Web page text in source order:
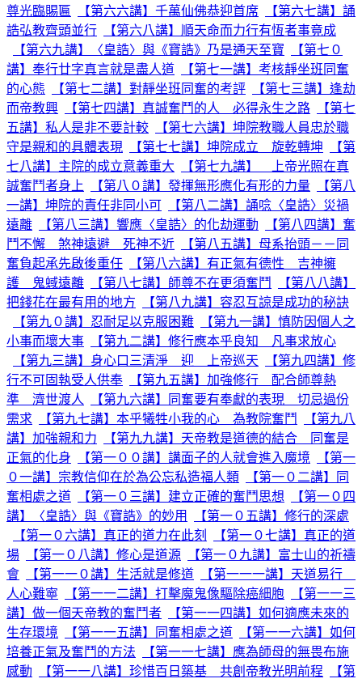
尊光臨賜匾
【第六六講】千萬仙佛恭迎首席
【第六七講】誦
誥弘教齊頭並行
【第六八講】順天命而力行有恆者事竟成
【第六九講】〈皇誥〉與《寶誥》乃是通天至寶
【第七０
講】奉行廿字真言就是盡人道
【第七一講】考核靜坐班同奮
的心態
【第七二講】對靜坐班同奮的考評
【第七三講】逢劫
而帝教興
【第七四講】真誠奮鬥的人 必得永生之路
【第七
五講】私人是非不要計較
【第七六講】坤院教職人員忠於職
守是親和的具體表現
【第七七講】坤院成立 旋乾轉坤
【第
七八講】主院的成立意義重大
【第七九講】 上帝光照在真
誠奮鬥者身上
【第八０講】發揮無形應化有形的力量
【第八
一講】坤院的責任非同小可
【第八二講】誦唸〈皇誥〉災禍
遠離
【第八三講】響應〈皇誥〉的化劫運動
【第八四講】奮
鬥不懈 煞神遠避 死神不近
【第八五講】母系抬頭－－同
奮負起承先啟後重任
【第八六講】有正氣有德性 吉神擁
護 鬼蜮遠離
【第八七講】師尊不在更須奮鬥
【第八八講】
把錢花在最有用的地方
【第八九講】容忍互諒是成功的秘訣
【第九０講】忍耐足以克服困難
【第九一講】慎防因個人之
小事而壞大事
【第九二講】修行應本乎良知 凡事求放心
【第九三講】身心口三清淨 迎 上帝巡天
【第九四講】修
行不可固執受人供奉
【第九五講】加強修行 配合師尊熱
準 濟世渡人
【第九六講】同奮要有奉獻的表現 切忌過份
需求
【第九七講】本乎犧牲小我的心 為教院奮鬥
【第九八
講】加強親和力
【第九九講】天帝教是道德的結合 同奮是
正氣的化身
【第一００講】講面子的人就會進入魔境
【第一
０一講】宗教信仰在於為公忘私造福人類
【第一０二講】同
奮相處之道
【第一０三講】建立正確的奮鬥思想
【第一０四
講】〈皇誥〉與《寶誥》的妙用
【第一０五講】修行的深處
【第一０六講】真正的道力在此刻
【第一０七講】真正的道
場
【第一０八講】修心是道源
【第一０九講】富士山的祈禱
會
【第一一０講】生活就是修道
【第一一一講】天道易行
人心難寧
【第一一二講】打擊魔鬼像驅除癌細胞
【第一一三
講】做一個天帝教的奮鬥者
【第一一四講】如何適應未來的
生存環境
【第一一五講】同奮相處之道
【第一一六講】如何
培養正氣及奮鬥的方法
【第一一七講】應為師母的無畏布施
感動
【第一一八講】珍惜百日築基 共創帝教光明前程
【第